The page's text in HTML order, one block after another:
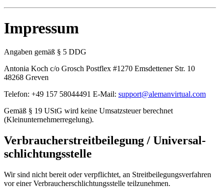
Impressum
Angaben gemäß § 5 DDG
Antonia Koch c/o Grosch Postflex #1270 Emsdettener Str. 10
48268 Greven
Telefon: +49 157 58044491 E-Mail: support@alemanvirtual.com
Gemäß § 19 UStG wird keine Umsatzsteuer berechnet
(Kleinunternehmerregelung).
Verbraucher­streit­beilegung / Universal­
schlichtungs­stelle
Wir sind nicht bereit oder verpflichtet, an Streitbeilegungsverfahren
vor einer Verbraucherschlichtungsstelle teilzunehmen.